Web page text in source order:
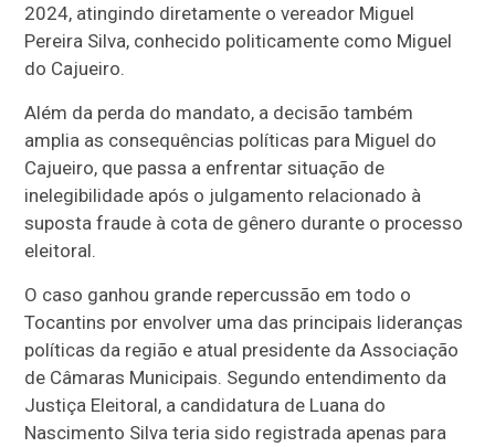
2024, atingindo diretamente o vereador Miguel
Pereira Silva, conhecido politicamente como Miguel
do Cajueiro.
Além da perda do mandato, a decisão também
amplia as consequências políticas para Miguel do
Cajueiro, que passa a enfrentar situação de
inelegibilidade após o julgamento relacionado à
suposta fraude à cota de gênero durante o processo
eleitoral.
O caso ganhou grande repercussão em todo o
Tocantins por envolver uma das principais lideranças
políticas da região e atual presidente da Associação
de Câmaras Municipais. Segundo entendimento da
Justiça Eleitoral, a candidatura de Luana do
Nascimento Silva teria sido registrada apenas para